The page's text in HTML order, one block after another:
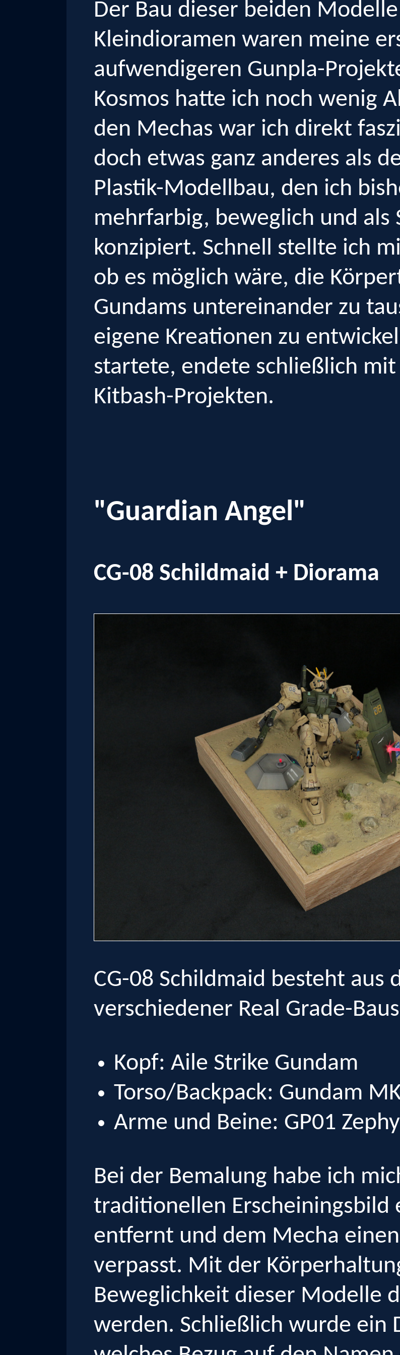
Der Bau dieser beiden
Kleindioramen waren meine
aufwendigeren Gunpla-
Kosmos hatte ich noch wenig
den Mechas war ich direkt
doch etwas ganz anderes als
Plastik-Modellbau, den ich
mehrfarbig, beweglich und als
konzipiert. Schnell stellte ich
ob es möglich wäre, die
Gundams untereinander zu
eigene Kreationen zu
startete, endete schließlich
Kitbash-Projekten.
"Guardian Angel"
CG-08 Schildmaid + Diorama
CG-08 Schildmaid besteht aus
verschiedener Real Grade-
Kopf: Aile Strike Gundam
Torso/Backpack: Gundam
Arme und Beine: GP01
Bei der Bemalung habe ich
traditionellen Erscheiningsbild
entfernt und dem Mecha
verpasst. Mit der
Beweglichkeit dieser Modelle
werden. Schließlich wurde ein